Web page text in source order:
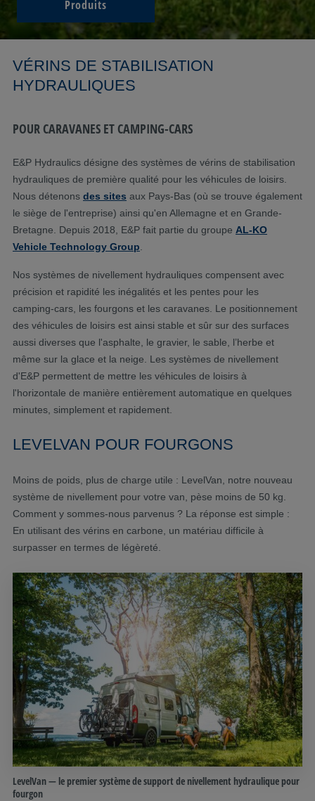
Produits
VÉRINS DE STABILISATION
HYDRAULIQUES
POUR CARAVANES ET CAMPING-CARS
E&P Hydraulics désigne des systèmes de vérins de stabilisation
hydrauliques de première qualité pour les véhicules de loisirs.
Nous détenons des sites aux Pays-Bas (où se trouve également
le siège de l'entreprise) ainsi qu'en Allemagne et en Grande-
Bretagne. Depuis 2018, E&P fait partie du groupe AL-KO
Vehicle Technology Group
Nos systèmes de nivellement hydrauliques compensent avec
précision et rapidité les inégalités et les pentes pour les
camping-cars, les fourgons et les caravanes. Le positionnement
des véhicules de loisirs est ainsi stable et sûr sur des surfaces
aussi diverses que l'asphalte, le gravier, le sable, l’herbe et
même sur la glace et la neige. Les systèmes de nivellement
d'E&P permettent de mettre les véhicules de loisirs à
l'horizontale de manière entièrement automatique en quelques
minutes, simplement et rapidement.
LEVELVAN POUR FOURGONS
Moins de poids, plus de charge utile : LevelVan, notre nouveau
système de nivellement pour votre van, pèse moins de 50 kg.
Comment y sommes-nous parvenus ? La réponse est simple :
En utilisant des vérins en carbone, un matériau difficile à
surpasser en termes de légèreté.
LevelVan — le premier système de support de nivellement hydraulique pour
fourgon